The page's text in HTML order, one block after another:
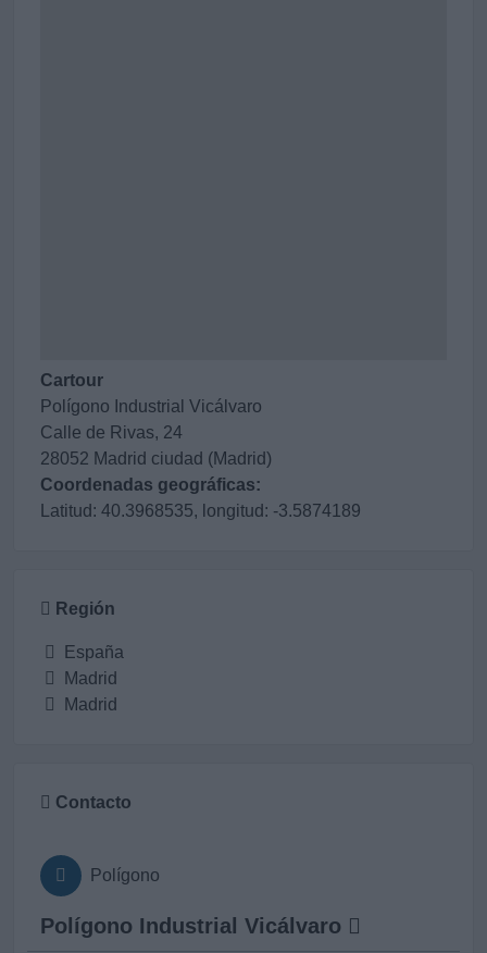
Cartour
Polígono Industrial Vicálvaro
Calle de Rivas, 24
28052 Madrid ciudad (Madrid)
Coordenadas geográficas:
Latitud: 40.3968535, longitud: -3.5874189
Región
España
Madrid
Madrid
Contacto
Polígono
Polígono Industrial Vicálvaro